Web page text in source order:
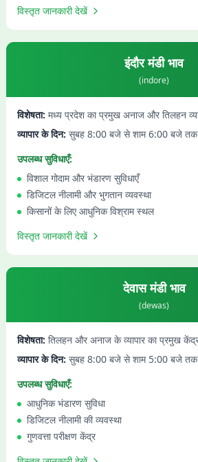
विस्तृत जानकारी देखें
इंदौरमंडी भाव
(indore)
विशेषता: मध्य प्रदेश का प्रमुख अनाज और तिलहन
व्यापार के दिन: सुबह 8:00 बजे से शाम 6:00 बजे तक
उपलब्ध सुविधाएँ:
विशाल गोदाम और भंडारण सुविधाएँ
डिजिटल नीलामी और भुगतान व्यवस्था
किसानों के लिए आधुनिक विश्राम स्थल
विस्तृत जानकारी देखें
देवासमंडी भाव
(dewas)
विशेषता: तिलहन और अनाज के व्यापार का प्रमुख
व्यापार के दिन: सुबह 8:00 बजे से शाम 5:00 बजे तक
उपलब्ध सुविधाएँ:
आधुनिक भंडारण सुविधा
डिजिटल नीलामी की व्यवस्था
गुणवत्ता परीक्षण केंद्र